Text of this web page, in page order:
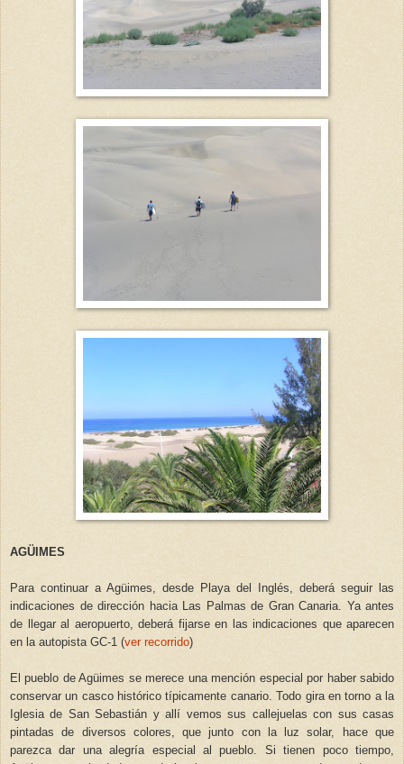
AGÜIMES
Para continuar a Agüimes, desde Playa del Inglés, deberá seguir las
indicaciones de dirección hacia Las Palmas de Gran Canaria. Ya antes
de llegar al aeropuerto, deberá fijarse en las indicaciones que aparecen
en la autopista GC-1 (ver recorrido)
El pueblo de Agüimes se merece una mención especial por haber sabido
conservar un casco histórico típicamente canario. Todo gira en torno a la
Iglesia de San Sebastián y allí vemos sus callejuelas con sus casas
pintadas de diversos colores, que junto con la luz solar, hace que
parezca dar una alegría especial al pueblo. Si tienen poco tiempo,